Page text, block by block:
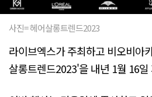
사진= 헤어살롱트렌드2023
라이브엑스가 주최하고 비오비아
살롱트렌드2023'을 내년 1월 16일